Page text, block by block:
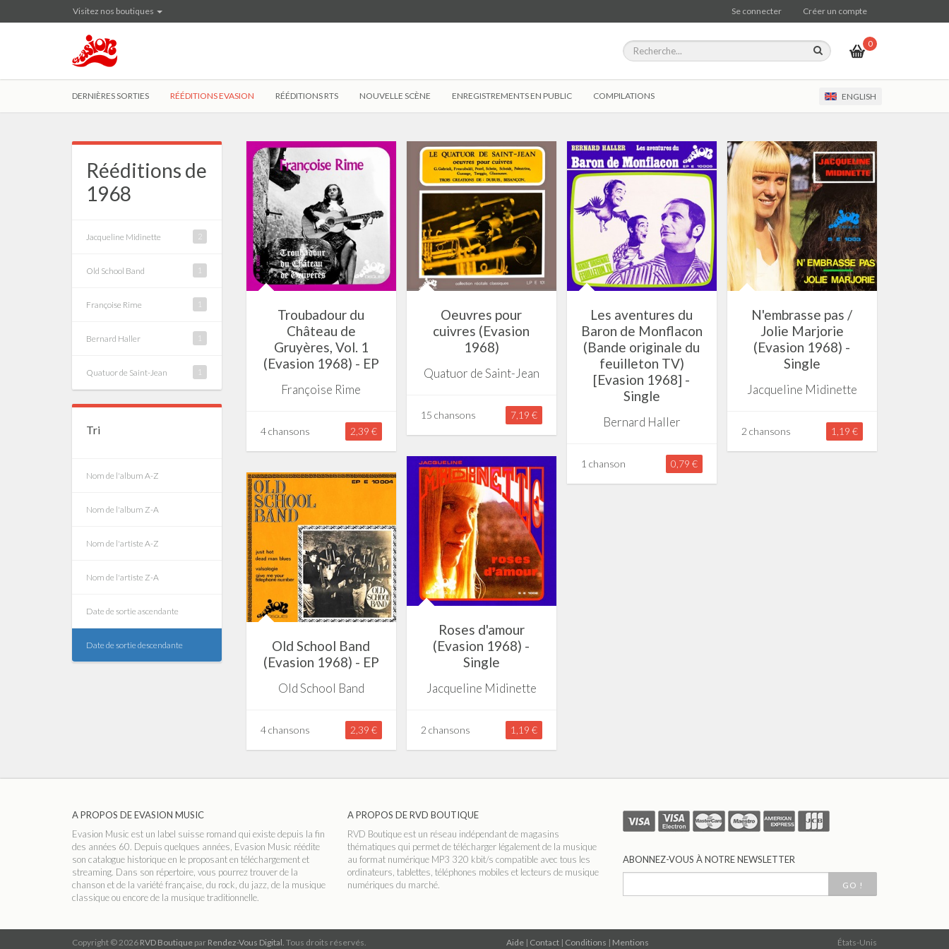
Visitez nos boutiques Se connecter Créer un compte
0
DERNIÈRES SORTIES RÉÉDITIONS EVASION RÉÉDITIONS RTS NOUVELLE SCÈNE ENREGISTREMENTS EN PUBLIC COMPILATIONS ENGLISH
Rééditions de
1968
Jacqueline Midinette
Old School Band 1
Françoise Rime 1
Bernard Haller 1
Quatuor de Saint-Jean 1
Tri
Nom de l'album A-Z
Nom de l'album Z-A
Nom de l'artiste A-Z
Nom de l'artiste Z-A
Date de sortie ascendante
Date de sortie descendante
Troubadour du
Château de
Gruyères, Vol. 1
(Evasion 1968) - EP
Françoise Rime
4 chansons 2,39 €
Oeuvres pour
cuivres (Evasion
1968)
Quatuor de Saint-Jean
15 chansons 7,19 €
Les aventures du
Baron de Monflacon
(Bande originale du
feuilleton TV)
[Evasion 1968] -
Single
Bernard Haller
1 chanson 0,79 €
N'embrasse pas /
Jolie Marjorie
(Evasion 1968) -
Single
Jacqueline Midinette
2 chansons 1,19 €
Roses d'amour
(Evasion 1968) -
Single
Jacqueline Midinette
2 chansons 1,19 €
Old School Band
(Evasion 1968) - EP
Old School Band
4 chansons 2,39 €
A PROPOS DE EVASION MUSIC
Evasion Music est un label suisse romand qui existe depuis la fin
des années 60. Depuis quelques années, Evasion Music réédite
son catalogue historique en le proposant en téléchargement et
streaming. Dans son répertoire, vous pourrez trouver de la
chanson et de la variété française, du rock, du jazz, de la musique
classique ou encore de la musique traditionnelle.
A PROPOS DE RVD BOUTIQUE
RVD Boutique est un réseau indépendant de magasins
thématiques qui permet de télécharger légalement de la musique
au format numérique MP3 320 kbit/s compatible avec tous les
ordinateurs, tablettes, téléphones mobiles et lecteurs de musique
numériques du marché.
ABONNEZ-VOUS À NOTRE NEWSLETTER
GO !
Copyright © 2026 RVD Boutique par Rendez-Vous Digital. Tous droits réservés. Aide | Contact | Conditions | Mentions États-Unis